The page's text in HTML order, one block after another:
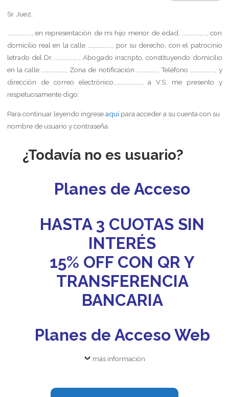
Sr. Juez,
……………….., en representación de mi hijo menor de edad, ……………….., con
domicilio real en la calle ……………….., por su derecho, con el patrocinio
letrado del Dr. ……………….., Abogado inscripto, constituyendo domicilio
en la calle ……………….., Zona de notificación …………….., Teléfono ……………….., y
dirección de correo electrónico………………….., a V.S. me presento y
respetuosamente digo:
Para continuar leyendo ingreseaquípara acceder a su cuenta con su
nombre de usuario y contraseña.
¿Todavía no es usuario?
Planes de Acceso
HASTA 3 CUOTAS SIN
INTERÉS
15% OFF CON QR Y
TRANSFERENCIA
BANCARIA
Planes de Acceso Web
más información